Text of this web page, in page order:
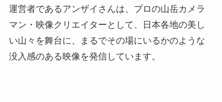
運営者であるアンザイさんは、プロの山岳カメラ
マン・映像クリエイターとして、日本各地の美し
い山々を舞台に、まるでその場にいるかのような
没入感のある映像を発信しています。